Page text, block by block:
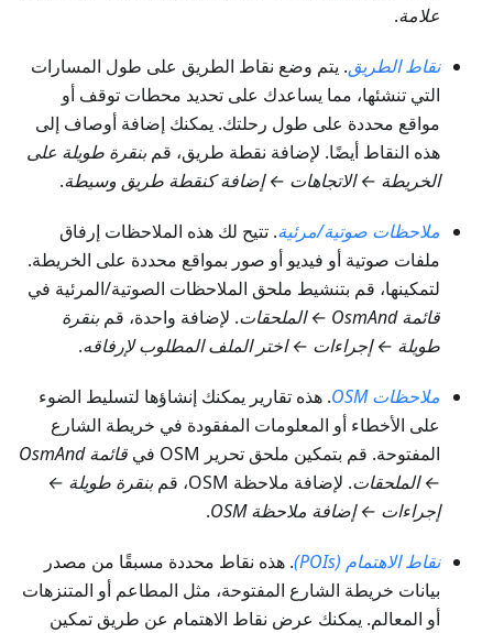
علامة.
نقاط الطريق. يتم وضع نقاط الطريق على طول المسارات
التي تنشئها، مما يساعدك على تحديد محطات توقف أو
مواقع محددة على طول رحلتك. يمكنك إضافة أوصاف إلى
هذه النقاط أيضًا. لإضافة نقطة طريق، قم بنقرة طويلة على
الخريطة ← الاتجاهات ← إضافة كنقطة طريق وسيطة.
ملاحظات صوتية/مرئية. تتيح لك هذه الملاحظات إرفاق
ملفات صوتية أو فيديو أو صور بمواقع محددة على الخريطة.
لتمكينها، قم بتنشيط ملحق الملاحظات الصوتية/المرئية في
قائمة OsmAnd ← الملحقات
. لإضافة واحدة، قم بنقرة
طويلة ← إجراءات ← اختر الملف المطلوب لإرفاقه.
ملاحظات OSM
. هذه تقارير يمكنك إنشاؤها لتسليط الضوء
على الأخطاء أو المعلومات المفقودة في خريطة الشارع
المفتوحة. قم بتمكين ملحق تحرير OSM في
قائمة OsmAnd
← الملحقات. لإضافة ملاحظة OSM، قم
بنقرة طويلة ←
إجراءات ← إضافة ملاحظة OSM
.
نقاط الاهتمام (POIs)
. هذه نقاط محددة مسبقًا من مصدر
بيانات خريطة الشارع المفتوحة، مثل المطاعم أو المتنزهات
أو المعالم. يمكنك عرض نقاط الاهتمام عن طريق تمكين